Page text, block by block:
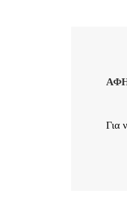
Για